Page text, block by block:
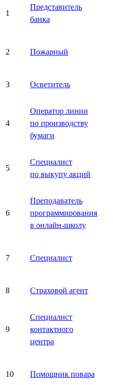
1
Представитель
банка
2 Пожарный
3 Осветитель
4
Оператор линии
по производству
бумаги
5
Специалист
по выкупу акций
6
Преподаватель
программирования
в онлайн-школу
7 Специалист
8 Страховой агент
9
Специалист
контактного
центра
10 Помощник повара